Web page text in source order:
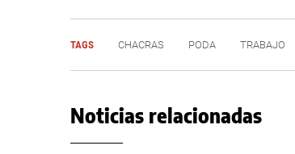
TAGS CHACRAS PODA TRABAJO
Noticias relacionadas